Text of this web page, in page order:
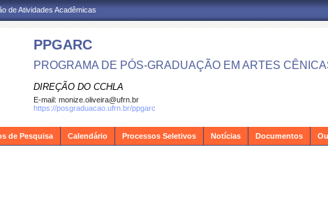
de Atividades Acadêmicas
PPGARC
PROGRAMA DE PÓS-GRADUAÇÃO EM ARTES
DIREÇÃO DO CCHLA
E-mail: monize.oliveira@ufrn.br
https://posgraduacao.ufrn.br/ppgarc
de Pesquisa Calendário Processos Seletivos Notícias Documentos